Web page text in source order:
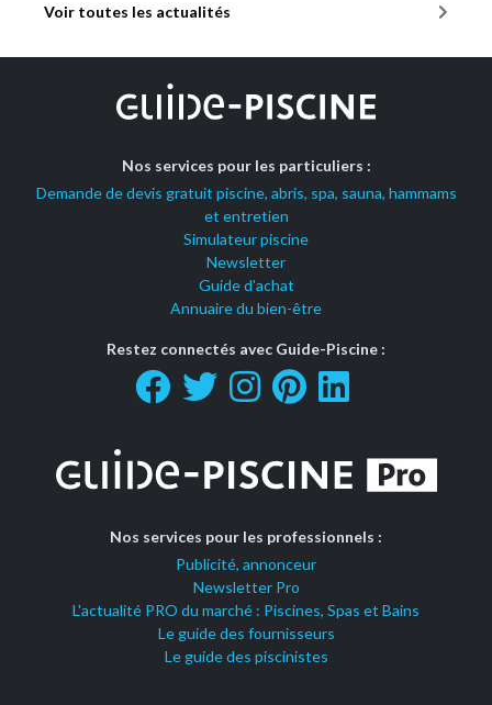
Voir toutes les actualités
Nos services pour les particuliers :
Demande de devis gratuit piscine, abris, spa, sauna, hammams
et entretien
Simulateur piscine
Newsletter
Guide d'achat
Annuaire du bien-être
Restez connectés avec Guide-Piscine :
Nos services pour les professionnels :
Publicité, annonceur
Newsletter Pro
L'actualité PRO du marché : Piscines, Spas et Bains
Le guide des fournisseurs
Le guide des piscinistes